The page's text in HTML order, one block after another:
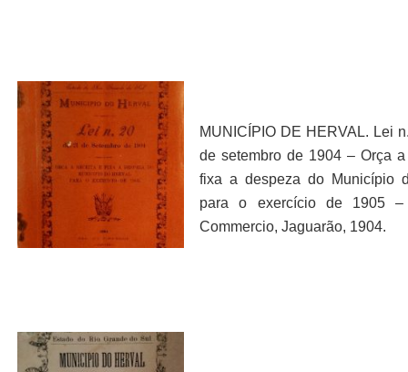
MUNICÍPIO DE HERVAL. Lei
de setembro de 1904 – Orça
fixa a despeza do Município
para o exercício de 1905
Commercio, Jaguarão, 1904.